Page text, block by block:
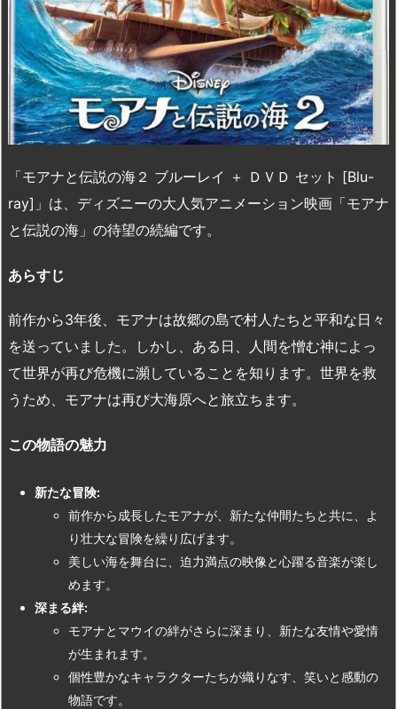
「モアナと伝説の海２ ブルーレイ ＋ ＤＶＤ セット [Blu-
ray]」は、ディズニーの大人気アニメーション映画「モアナ
と伝説の海」の待望の続編です。
あらすじ
前作から3年後、モアナは故郷の島で村人たちと平和な日々
を送っていました。しかし、ある日、人間を憎む神によっ
て世界が再び危機に瀕していることを知ります。世界を救
うため、モアナは再び大海原へと旅立ちます。
この物語の魅力
新たな冒険:
前作から成長したモアナが、新たな仲間たちと共に、よ
り壮大な冒険を繰り広げます。
美しい海を舞台に、迫力満点の映像と心躍る音楽が楽し
めます。
深まる絆:
モアナとマウイの絆がさらに深まり、新たな友情や愛情
が生まれます。
個性豊かなキャラクターたちが織りなす、笑いと感動の
物語です。